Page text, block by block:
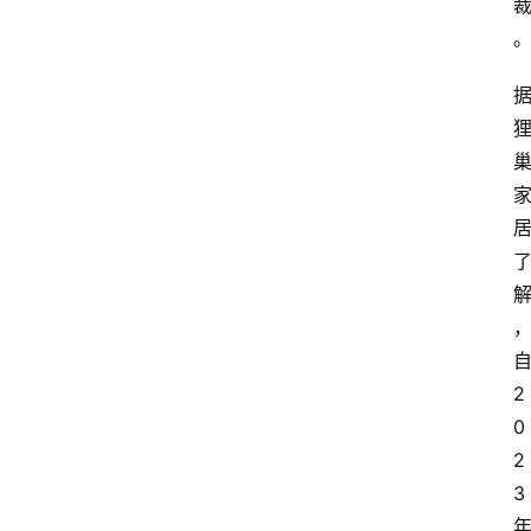
裁
。
据
狸
巢
家
居
了
解
，
自
2
0
2
3
年